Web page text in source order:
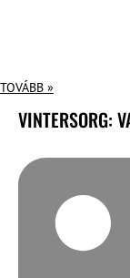
TOVÁBB »
VINTERSORG: